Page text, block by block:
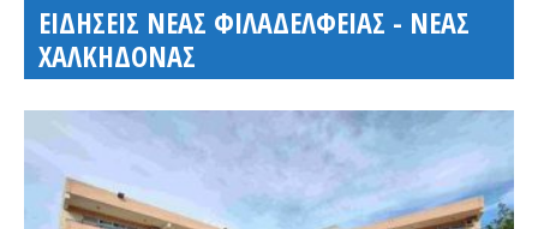
ΕΙΔΗΣΕΙΣ ΝΕΑΣ ΦΙΛΑΔΕΛΦΕΙΑΣ - ΝΕΑΣ
ΧΑΛΚΗΔΟΝΑΣ